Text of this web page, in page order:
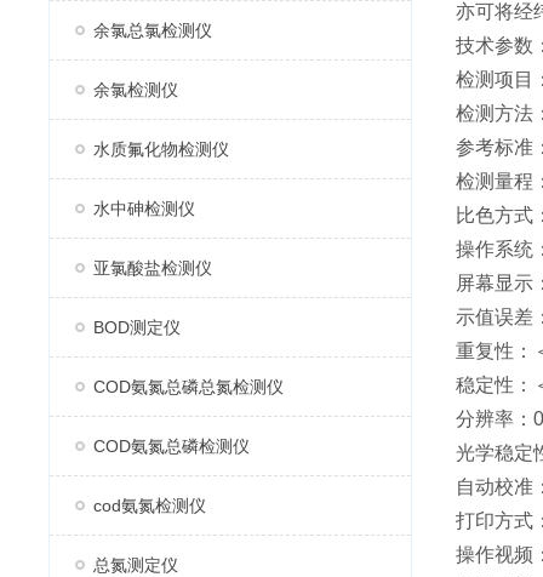
余氯总氯检测仪
余氯检测仪
水质氟化物检测仪
水中砷检测仪
亚氯酸盐检测仪
BOD测定仪
COD氨氮总磷总氮检测仪
COD氨氮总磷检测仪
cod氨氮检测仪
总氮测定仪
亦可将经
技术参数
检测项
检测方法
参考标准
检测量程
比色方式
操作系统
屏幕显示
示值误差
重复性：
稳定性：
分辨率：
光学稳定
自动校准
打印方式
操作视频